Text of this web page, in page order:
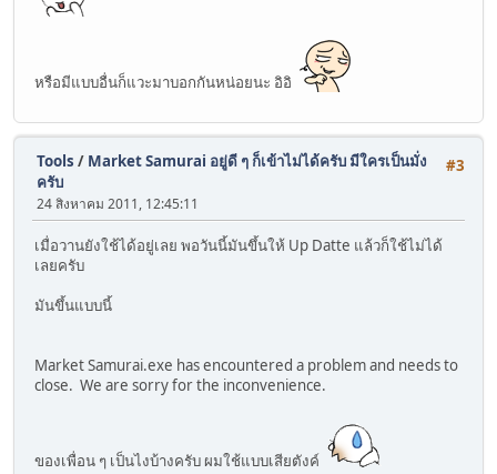
หรือมีแบบอื่นก็แวะมาบอกกันหน่อยนะ อิอิ
#3
Tools / Market Samurai อยู่ดี ๆ ก็เข้าไม่ได้ครับ มีใครเป็นมั่ง
ครับ
24 สิงหาคม 2011, 12:45:11
เมื่อวานยังใช้ได้อยู่เลย พอวันนี้มันขึ้นให้ Up Datte แล้วก็ใช้ไม่ได้
เลยครับ
มันขึ้นแบบนี้
Market Samurai.exe has encountered a problem and needs to
close. We are sorry for the inconvenience.
ของเพื่อน ๆ เป็นไงบ้างครับ ผมใช้แบบเสียตังค์